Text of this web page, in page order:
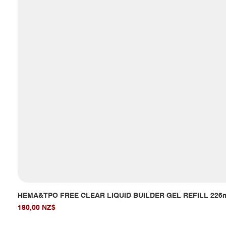
HEMA&TPO FREE CLEAR LIQUID BUILDER GEL REFILL
Giá
180,00 NZ$